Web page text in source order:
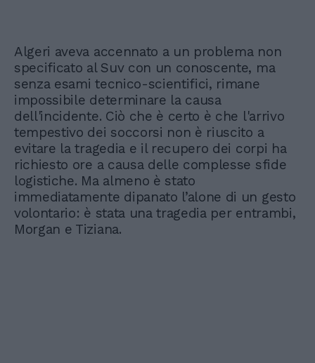
Algeri aveva accennato a un problema non
specificato al Suv con un conoscente, ma
senza esami tecnico-scientifici, rimane
impossibile determinare la causa
dell'incidente. Ciò che è certo è che l'arrivo
tempestivo dei soccorsi non è riuscito a
evitare la tragedia e il recupero dei corpi ha
richiesto ore a causa delle complesse sfide
logistiche. Ma almeno è stato
immediatamente dipanato l’alone di un gesto
volontario: è stata una tragedia per entrambi,
Morgan e Tiziana.